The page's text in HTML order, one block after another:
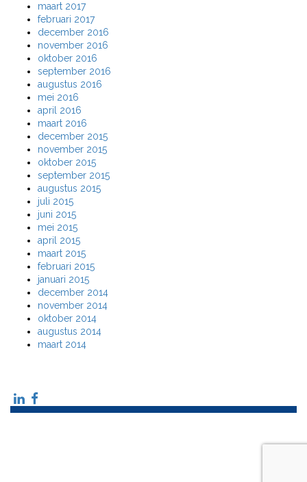
maart 2017
februari 2017
december 2016
november 2016
oktober 2016
september 2016
augustus 2016
mei 2016
april 2016
maart 2016
december 2015
november 2015
oktober 2015
september 2015
augustus 2015
juli 2015
juni 2015
mei 2015
april 2015
maart 2015
februari 2015
januari 2015
december 2014
november 2014
oktober 2014
augustus 2014
maart 2014